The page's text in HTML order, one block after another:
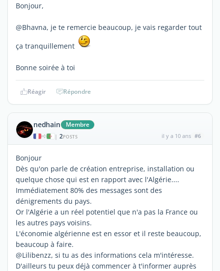
Bonjour,
@Bhavna, je te remercie beaucoup, je vais regarder tout
ça tranquillement
Bonne soirée à toi
Réagir Répondre
nedhain Membre
| 2POSTS il y a 10 ans #6
Bonjour
Dès qu'on parle de création entreprise, installation ou
quelque chose qui est en rapport avec l'Algérie....
Immédiatement 80% des messages sont des
dénigrements du pays.
Or l'Algérie a un réel potentiel que n'a pas la France ou
les autres pays voisins.
L'économie algérienne est en essor et il reste beaucoup,
beaucoup à faire.
@Lilibenzz, si tu as des informations cela m'intéresse.
D'ailleurs tu peux déjà commencer à t'informer auprès